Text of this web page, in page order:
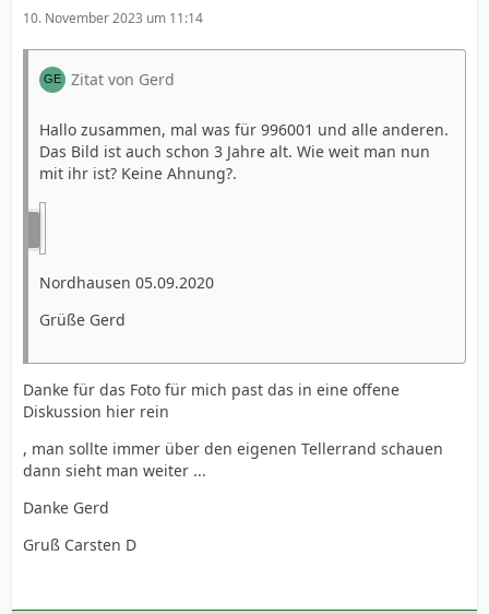
10. November 2023 um 11:14
Zitat von Gerd
Hallo zusammen, mal was für 996001 und alle anderen.
Das Bild ist auch schon 3 Jahre alt. Wie weit man nun
mit ihr ist? Keine Ahnung?.
Nordhausen 05.09.2020
Grüße Gerd
Danke für das Foto für mich past das in eine offene
Diskussion hier rein
, man sollte immer über den eigenen Tellerrand schauen
dann sieht man weiter ...
Danke Gerd
Gruß Carsten D